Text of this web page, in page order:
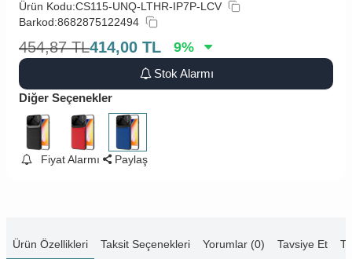
Ürün Kodu:CS115-UNQ-LTHR-IP7P-LCV
Barkod:8682875122494
454,87 TL414,00 TL 9%
Stok Alarmı
Diğer Seçenekler
Fiyat Alarmı Paylaş
Ürün Özellikleri Taksit Seçenekleri Yorumlar (0) Tavsiye Et